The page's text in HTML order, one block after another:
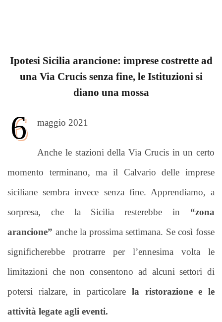
Ipotesi Sicilia arancione: imprese costrette ad
una Via Crucis senza fine, le Istituzioni si
diano una mossa
6 maggio 2021
Anche le stazioni della Via Crucis in un certo
momento terminano, ma il Calvario delle imprese
siciliane sembra invece senza fine. Apprendiamo, a
sorpresa, che la Sicilia resterebbe in “zona
arancione” anche la prossima settimana. Se così fosse
significherebbe protrarre per l’ennesima volta le
limitazioni che non consentono ad alcuni settori di
potersi rialzare, in particolare la ristorazione e le
attività legate agli eventi.